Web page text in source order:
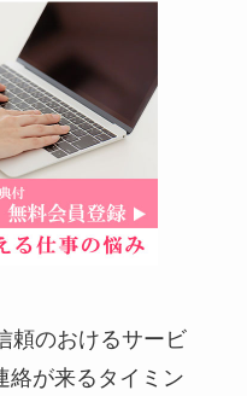
頼のおけるサービ
絡が来るタイミン